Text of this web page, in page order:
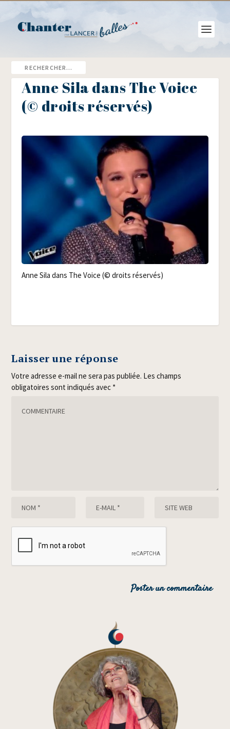
Anne Sila dans The Voice
(© droits réservés)
Anne Sila dans The Voice (© droits réservés)
Laisser une réponse
Votre adresse e-mail ne sera pas publiée. Les champs
obligatoires sont indiqués avec *